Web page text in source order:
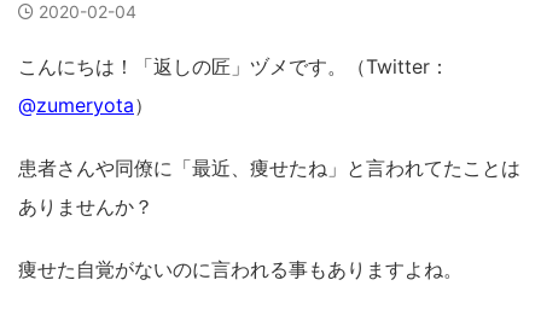
2020-02-04
こんにちは！「返しの匠」ヅメです。（Twitter：
@zumeryota）
患者さんや同僚に「最近、痩せたね」と言われてたことは
ありませんか？
痩せた自覚がないのに言われる事もありますよね。